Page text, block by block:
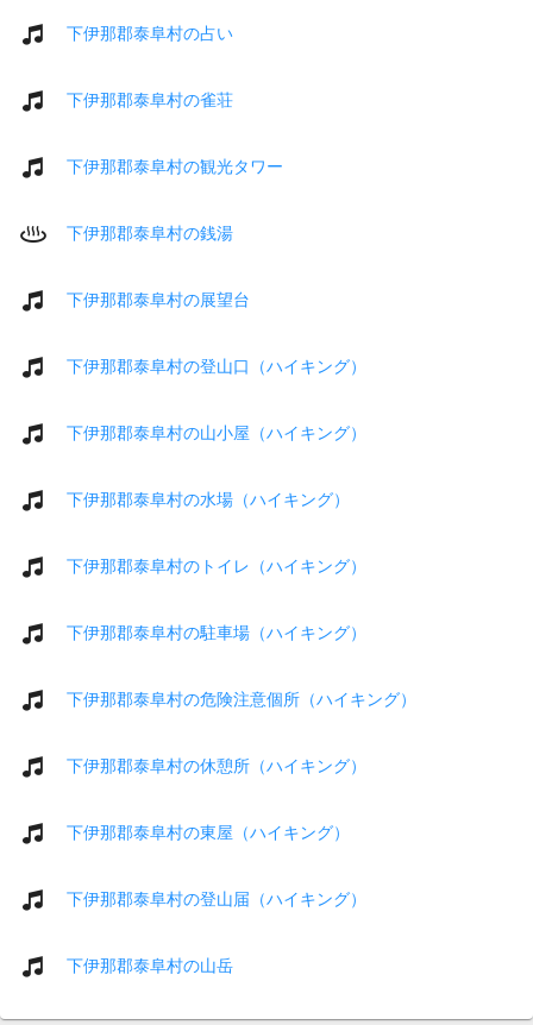
下伊那郡泰阜村の占い
下伊那郡泰阜村の雀荘
下伊那郡泰阜村の観光タワー
下伊那郡泰阜村の銭湯
下伊那郡泰阜村の展望台
下伊那郡泰阜村の登山口（ハイキング）
下伊那郡泰阜村の山小屋（ハイキング）
下伊那郡泰阜村の水場（ハイキング）
下伊那郡泰阜村のトイレ（ハイキング）
下伊那郡泰阜村の駐車場（ハイキング）
下伊那郡泰阜村の危険注意個所（ハイキング）
下伊那郡泰阜村の休憩所（ハイキング）
下伊那郡泰阜村の東屋（ハイキング）
下伊那郡泰阜村の登山届（ハイキング）
下伊那郡泰阜村の山岳